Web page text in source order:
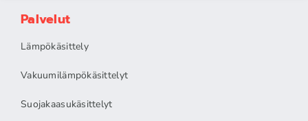
Palvelut
Lämpökäsittely
Vakuumilämpökäsittelyt
Suojakaasukäsittelyt